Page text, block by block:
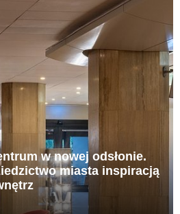
w nowej odsłonie.
miasta inspiracją